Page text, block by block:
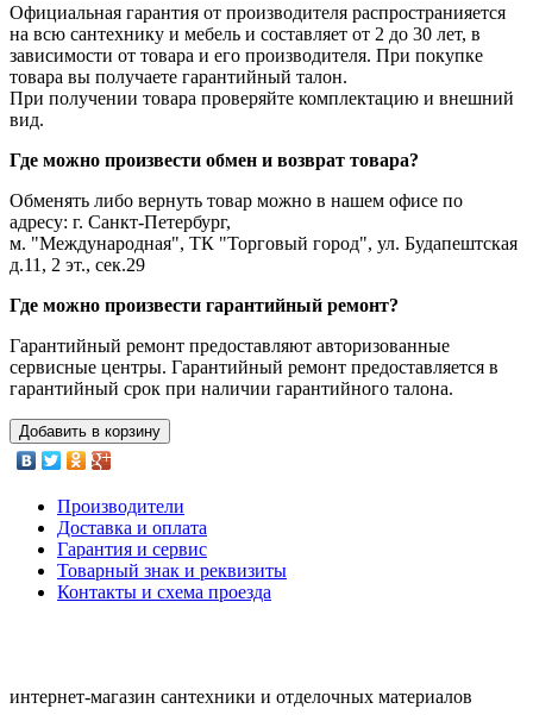
Официальная гарантия от производителя распространияется
на всю сантехнику и мебель и составляет от 2 до 30 лет, в
зависимости от товара и его производителя. При покупке
товара вы получаете гарантийный талон.
При получении товара проверяйте комплектацию и внешний
вид.
Где можно произвести обмен и возврат товара?
Обменять либо вернуть товар можно в нашем офисе по
адресу: г. Санкт-Петербург,
м. "Международная", ТК "Торговый город", ул. Будапештская
д.11, 2 эт., сек.29
Где можно произвести гарантийный ремонт?
Гарантийный ремонт предоставляют авторизованные
сервисные центры. Гарантийный ремонт предоставляется в
гарантийный срок при наличии гарантийного талона.
Добавить в корзину
Производители
Доставка и оплата
Гарантия и сервис
Товарный знак и реквизиты
Контакты и схема проезда
интернет-магазин сантехники и отделочных материалов